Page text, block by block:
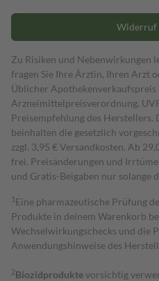
Widerruf
Zu Risiken und Nebenwirkungen
fragen Sie Ihre Ärztin, Ihren Arzt
Üblicher Apothekenverkaufspreis
Arzneimittelpreisverordnung.
Preisempfehlung des Herstellers.
beinhalten die gesetzlich
zzgl. 3,95 € Versandkosten. Ab
frei. Preisänderungen und
und Gratis-Beigaben nur solange
1 Eine pharmazeutische Prüfung
Produkte in deinem Warenkorb
Wechselwirkungschecks und die
Anwendungshinweise des
2Biozidproduktevorsichtig